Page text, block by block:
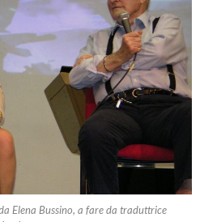
Elena Bussino, a fare da traduttrice